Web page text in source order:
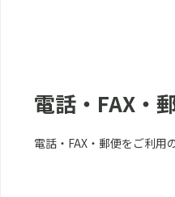
電話・FAX・
電話・FAX・郵便をご利用